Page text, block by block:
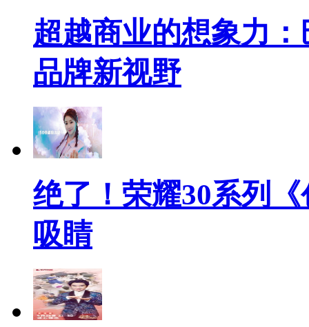
超越商业的想象力
品牌新视野
绝了！荣耀30系列
吸睛